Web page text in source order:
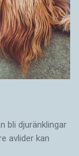
bli djuränklingar
avlider kan